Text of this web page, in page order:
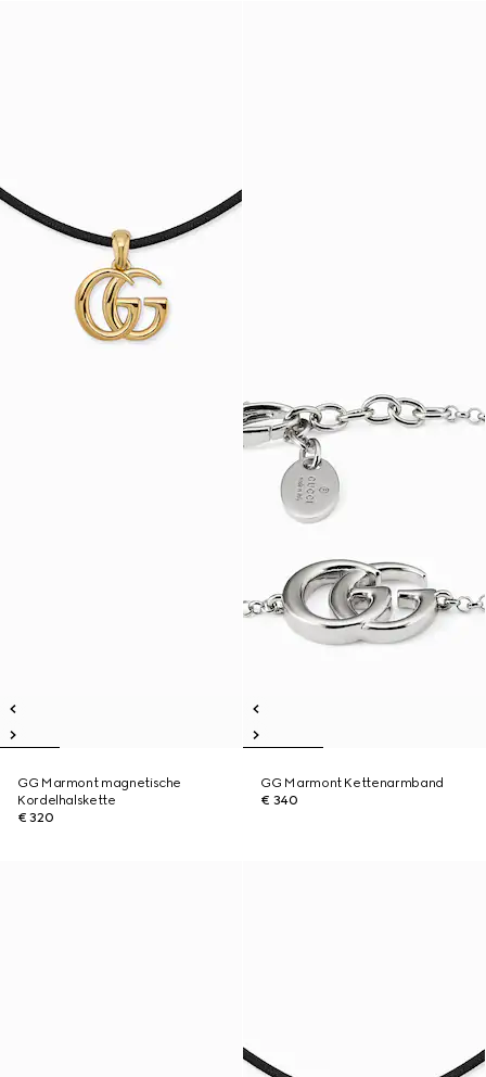
GG Marmont magnetische
Kordelhalskette
€ 320
GG Marmont Kettenarmband
€ 340